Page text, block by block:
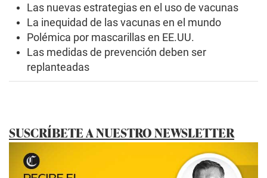
Las nuevas estrategias en el uso de vacunas
La inequidad de las vacunas en el mundo
Polémica por mascarillas en EE.UU.
Las medidas de prevención deben ser
replanteadas
SUSCRÍBETE A NUESTRO NEWSLETTER